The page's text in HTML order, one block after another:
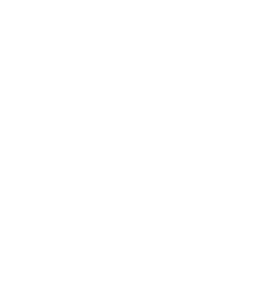
す→偶然起爆装置が壊れセーフ
残留を示唆
から生理かな？って思ったのよね
ｗｗ
でもなく無能